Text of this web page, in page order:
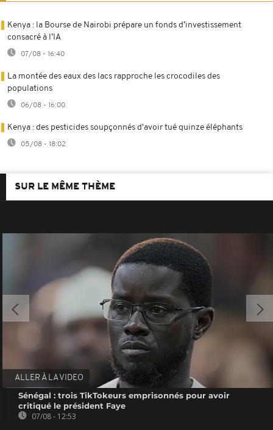
Kenya : la Bourse de Nairobi prépare un fonds d’investissement
consacré à l’IA
07/08 - 16:40
La montée des eaux des lacs rapproche les crocodiles des
populations
06/08 - 16:00
Kenya : des pesticides soupçonnés d'avoir tué quinze éléphants
05/08 - 18:02
SUR LE MÊME THÈME
ALLER À LA VIDEO
Sénégal : trois TikTokeurs emprisonnés pour avoir
critiqué le président Faye
07/08 - 12:53